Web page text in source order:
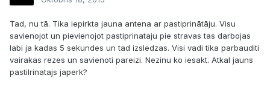
Tad, nu tā. Tika iepirkta jauna antena ar pastiprinātāju. Visu
savienojot un pievienojot pastiprinataju pie stravas tas darbojas
labi ja kadas 5 sekundes un tad izsledzas. Visi vadi tika parbauditi
vairakas rezes un savienoti pareizi. Nezinu ko iesakt. Atkal jauns
pastilrinatajs japerk?